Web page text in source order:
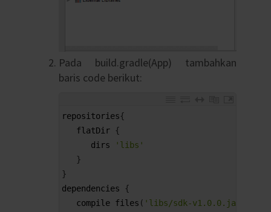
Pada build.gradle(App) tambahkan
baris code berikut:
repositories{
flatDir
{
dirs
'libs'
}
}
dependencies
{
compile files ( 'libs/sdk-v1.0.0.jar'